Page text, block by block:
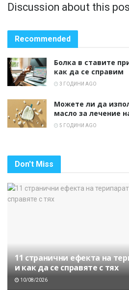
Discussion about this
Recommended
Болка в ставите
как да се справим
3 ГОДИНИ AGO
Можете ли да
масло за лечение
5 ГОДИНИ AGO
Don't Miss
11 странични ефекта на
и как да се справяте с тях
10/08/2026